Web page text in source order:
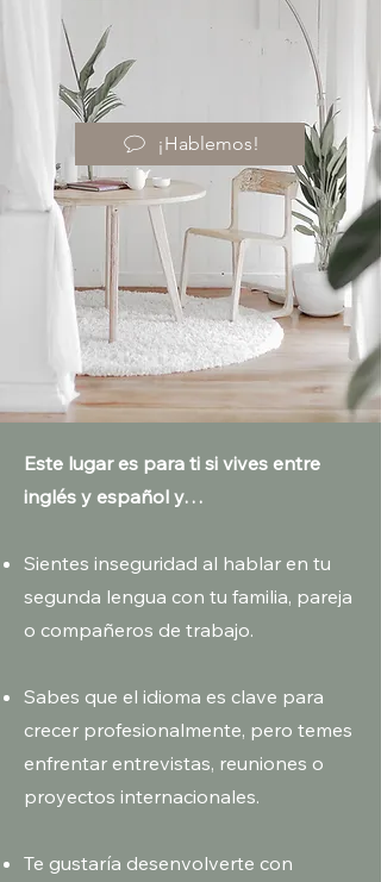
¡Hablemos!
​Este lugar es para ti si vives entre
inglés y español y…
Sientes inseguridad al hablar en tu
segunda lengua con tu familia, pareja
o compañeros de trabajo.
Sabes que el idioma es clave para
crecer profesionalmente, pero temes
enfrentar entrevistas, reuniones o
proyectos internacionales.
Te gustaría desenvolverte con